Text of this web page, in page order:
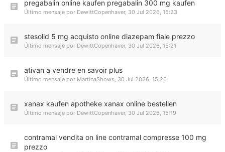
pregabalin online kaufen pregabalin 300 mg kaufen
Último mensaje por DewittCopenhaver, 30 Jul 2026, 15:23
stesolid 5 mg acquisto online diazepam fiale prezzo
Último mensaje por DewittCopenhaver, 30 Jul 2026, 15:21
ativan a vendre en savoir plus
Último mensaje por MartinaShows, 30 Jul 2026, 15:20
xanax kaufen apotheke xanax online bestellen
Último mensaje por DewittCopenhaver, 30 Jul 2026, 15:19
contramal vendita on line contramal compresse 100 mg
prezzo